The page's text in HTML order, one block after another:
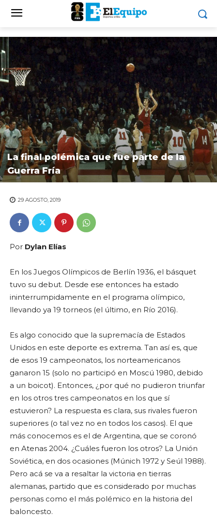
La final polémica que fue parte de la
Guerra Fría
29 AGOSTO, 2019
Por Dylan Elías
En los Juegos Olímpicos de Berlín 1936, el básquet
tuvo su debut. Desde ese entonces ha estado
ininterrumpidamente en el programa olímpico,
llevando ya 19 torneos (el último, en Río 2016).
Es algo conocido que la supremacía de Estados
Unidos en este deporte es extrema. Tan así es, que
de esos 19 campeonatos, los norteamericanos
ganaron 15 (solo no participó en Moscú 1980, debido
a un boicot). Entonces, ¿por qué no pudieron triunfar
en los otros tres campeonatos en los que sí
estuvieron? La respuesta es clara, sus rivales fueron
superiores (o tal vez no en todos los casos). El que
más conocemos es el de Argentina, que se coronó
en Atenas 2004. ¿Cuáles fueron los otros? La Unión
Soviética, en dos ocasiones (Múnich 1972 y Seúl 1988).
Pero acá se va a resaltar la victoria en tierras
alemanas, partido que es considerado por muchas
personas como el más polémico en la historia del
baloncesto.